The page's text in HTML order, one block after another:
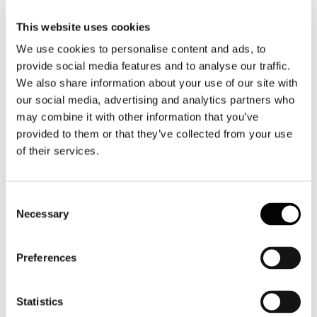
This website uses cookies
We use cookies to personalise content and ads, to
provide social media features and to analyse our traffic.
We also share information about your use of our site with
our social media, advertising and analytics partners who
may combine it with other information that you’ve
provided to them or that they’ve collected from your use
of their services.
Selection
Necessary
Preferences
Statistics
2026
Rapporto Siae: gli eventi live in Italia valgono 4,3 miliardi di euro
Monitorato dal Rapporto Siae il valore economico del variegato
mondo dello spettacolo, con concerti, balletti e opere, nel 2025 ha
generato oltre 4,3 miliardi di euro, con un valore medio della spesa
per spettatore di circa 17 euro, che rappresenta l’indice dell’introito
pro-capite per evento, segno di un mercato sempre più selettivo e
maturo.
Luglio
2026
T&E/New Economics Foundation (NEF): i voli low cost alimentano
La crescita incontrollata del turismo, favorita dall’aumento del
traffico aereo, specialmente quello a basso costo, sta alimentando